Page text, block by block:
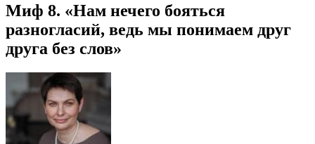
Миф 8. «Нам нечего бояться
разногласий, ведь мы понимаем друг
друга без слов»